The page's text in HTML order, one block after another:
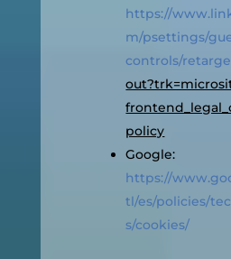
https://
m/psettings/
controls/
policy
Google:
https://
tl/es/policies/
s/cookies/